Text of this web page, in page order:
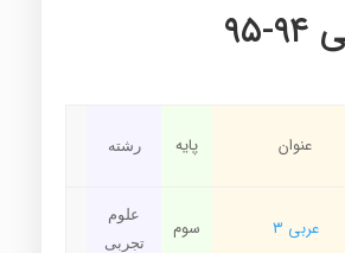
عنوان پایه رشته
عربی ۳ سوم
علوم
تجربی